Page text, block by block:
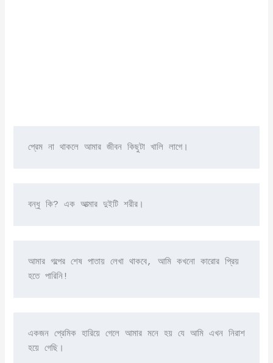
প্রেম না থাকলে আমার জীবন কিছুটা খালি লাগে।
বন্ধু কি? এক আত্মার দুইটি শরীর।
আমার গল্পের শেষ পাতায় লেখা থাকবে, আমি কখনো কারোর প্রিয়
হতে পারিনি!
একজন প্রেমিক হারিয়ে গেলে আমার মনে হয় যে আমি এখন নিরাশ
হয়ে গেছি।